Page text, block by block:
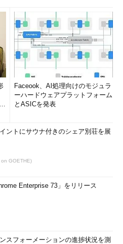
Faceook、AI処理向けのモジュラ
ーハードウェアプラットフォーム
とASICを発表
ントにサウナ付きのシェア別荘を展
on GOETHE)
Enterprise 73」をリリース
スフォーメーションの進捗状況を測